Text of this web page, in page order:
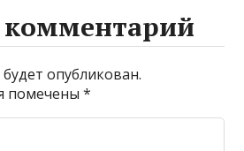
комментарий
опубликован.
помечены*